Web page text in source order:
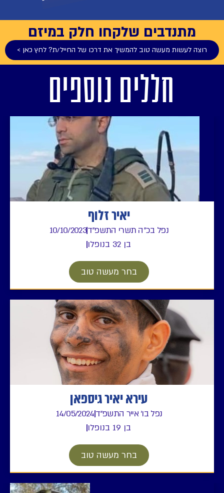
מתנדבים שלקחו חלק במיזם
רוצה לעשות מעשה טוב להמשיך את דרכו של החייל/ת? לחץ כאן >
חללים נוספים
יאיר זלוף
נפל בכ"ה תשרי התשפ"ד10/10/2023
בן 32 בנופלו
בחר מעשה טוב
עירא יאיר גיספאן
נפל בו' אייר התשפ"ד14/05/2024
בן 19 בנופלו
בחר מעשה טוב